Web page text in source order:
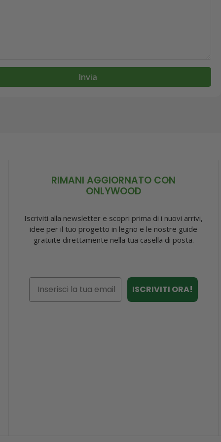
Invia
RIMANI AGGIORNATO CON
ONLYWOOD
Iscriviti alla newsletter e scopri prima di i nuovi arrivi,
idee per il tuo progetto in legno e le nostre guide
gratuite direttamente nella tua casella di posta.
ISCRIVITI ORA!